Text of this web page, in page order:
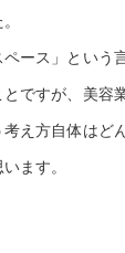
ペース」という
ですが、美容
考え方自体はど
ます。